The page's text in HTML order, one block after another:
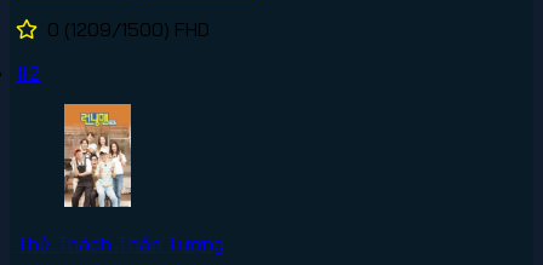
0 (1209/1500) FHD
#2
Thử Thách Thần Tượng